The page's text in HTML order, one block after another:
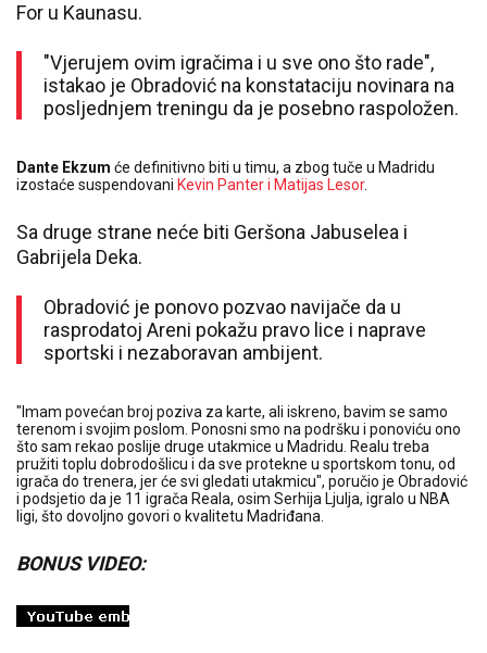
For u Kaunasu.
"Vjerujem ovim igračima i u sve ono što rade",
istakao je Obradović na konstataciju novinara na
posljednjem treningu da je posebno raspoložen.
Dante Ekzum će definitivno biti u timu, a zbog tuče u Madridu
izostaće suspendovani Kevin Panter i Matijas Lesor.
Sa druge strane neće biti Geršona Jabuselea i
Gabrijela Deka.
Obradović je ponovo pozvao navijače da u
rasprodatoj Areni pokažu pravo lice i naprave
sportski i nezaboravan ambijent.
"Imam povećan broj poziva za karte, ali iskreno, bavim se samo
terenom i svojim poslom. Ponosni smo na podršku i ponoviću ono
što sam rekao poslije druge utakmice u Madridu. Realu treba
pružiti toplu dobrodošlicu i da sve protekne u sportskom tonu, od
igrača do trenera, jer će svi gledati utakmicu", poručio je Obradović
i podsjetio da je 11 igrača Reala, osim Serhija Ljulja, igralo u NBA
ligi, što dovoljno govori o kvalitetu Madriđana.
BONUS VIDEO: